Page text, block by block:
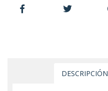
DESCRIPCIÓN